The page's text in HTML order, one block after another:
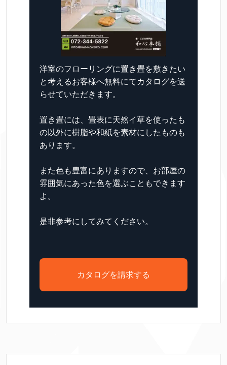
洋室のフローリングに置き畳を敷きたい
と考えるお客様へ無料にてカタログを送
らせていただきます。
置き畳には、畳表に天然イ草を使ったも
の以外に樹脂や和紙を素材にしたものも
あります。
また色も豊富にありますので、お部屋の
雰囲気にあった色を選ぶこともできます
よ。
是非参考にしてみてください。
カタログを請求する